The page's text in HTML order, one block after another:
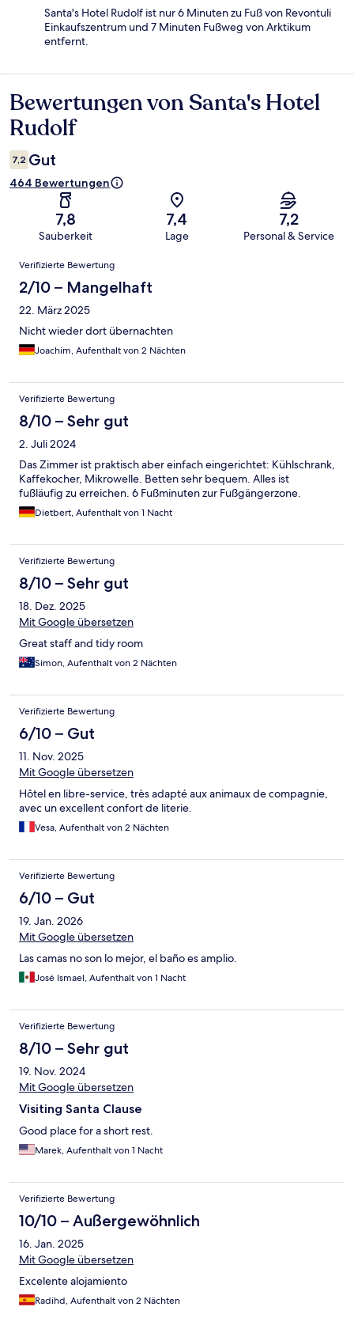
Santa's Hotel Rudolf ist nur 6 Minuten zu Fuß von Revontuli
Einkaufszentrum und 7 Minuten Fußweg von Arktikum
entfernt.
Bewertungen
Bewertungen von Santa's Hotel
Rudolf
7,2 Gut
464 Bewertungen
7,8
Sauberkeit
7,4
Lage
7,2
Personal & Service
Bewertungen
Verifizierte Bewertung
2/10 – Mangelhaft
22. März 2025
Nicht wieder dort übernachten
Joachim, Aufenthalt von 2 Nächten
Verifizierte Bewertung
8/10 – Sehr gut
2. Juli 2024
Das Zimmer ist praktisch aber einfach eingerichtet: Kühlschrank,
Kaffekocher, Mikrowelle. Betten sehr bequem. Alles ist
fußläufig zu erreichen. 6 Fußminuten zur Fußgängerzone.
Dietbert, Aufenthalt von 1 Nacht
Verifizierte Bewertung
8/10 – Sehr gut
18. Dez. 2025
Mit Google übersetzen
Great staff and tidy room
Simon, Aufenthalt von 2 Nächten
Verifizierte Bewertung
6/10 – Gut
11. Nov. 2025
Mit Google übersetzen
Hôtel en libre-service, très adapté aux animaux de compagnie,
avec un excellent confort de literie.
Vesa, Aufenthalt von 2 Nächten
Verifizierte Bewertung
6/10 – Gut
19. Jan. 2026
Mit Google übersetzen
Las camas no son lo mejor, el baño es amplio.
José Ismael, Aufenthalt von 1 Nacht
Verifizierte Bewertung
8/10 – Sehr gut
19. Nov. 2024
Mit Google übersetzen
Visiting Santa Clause
Good place for a short rest.
Marek, Aufenthalt von 1 Nacht
Verifizierte Bewertung
10/10 – Außergewöhnlich
16. Jan. 2025
Mit Google übersetzen
Excelente alojamiento
Radihd, Aufenthalt von 2 Nächten